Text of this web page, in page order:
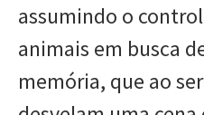
assumindo o
animais em busca
memória, que ao